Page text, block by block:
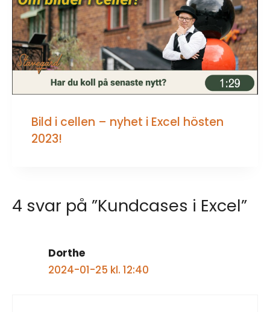
Bild i cellen – nyhet i Excel hösten
2023!
4 svar på ”Kundcases i Excel”
Dorthe
2024-01-25 kl. 12:40